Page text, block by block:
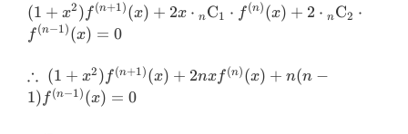
(1+x^2 )
f^{(n+1)}
(x)+2x \cdot
{}_n
\mathrm{C}_1
\cdot f^{(n)}
(1 + x2 ) f (n+1) (x) + 2x ⋅ nC1 ⋅ f (n) (x) + 2 ⋅ nC2 ⋅
f (n−1) (x) = 0
∴ \ (1+x^2 )
f^{(n+1)}
(x)+2nxf^{(n)}
∴ (1 + x2 ) f (n+1) (x) + 2nxf (n) (x) + n(n −
1) f (n−1) (x) = 0